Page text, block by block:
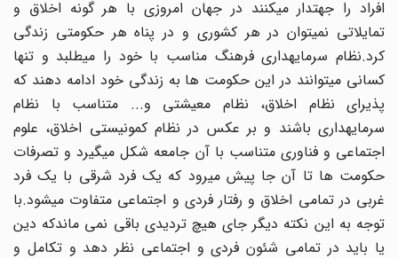
افراد را جهتدار میکنند در جهان امروزی با هر گونه اخلاق و
تمایلاتی نمیتوان در هر کشوری و در پناه هر حکومتی زندگی
کرد.نظام سرمایهداری فرهنگ مناسب با خود را میطلبد و تنها
کسانی میتوانند در این حکومت ها به زندگی خود ادامه دهند که
پذیرای نظام اخلاق، نظام معیشتی و... متناسب با نظام
سرمایهداری باشند و بر عکس در نظام کمونیستی اخلاق، علوم
اجتماعی و فناوری متناسب با آن جامعه شکل میگیرد و تصرفات
حکومت ها تا آن جا پیش میرود که یک فرد شرقی با یک فرد
غربی در تمامی اخلاق و رفتار فردی و اجتماعی متفاوت میشود.با
توجه به این نکته دیگر جای هیچ تردیدی باقی نمی ماندکه دین
یا باید در تمامی شئون فردی و اجتماعی نظر دهد و تکامل و